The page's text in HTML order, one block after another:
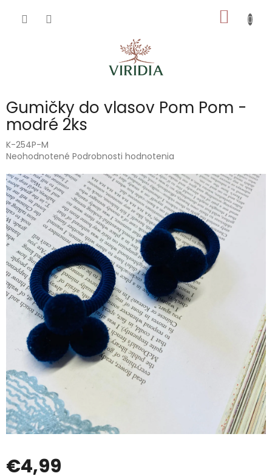
KOŠÍK
Gumičky do vlasov Pom Pom -
modré 2ks
K-254P-M
Priemerné
produktu
je
0,0
z
5
hviezdičiek.
Neohodnotené Podrobnosti hodnotenia
€4,99